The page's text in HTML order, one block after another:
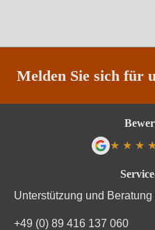
Qualität
Rebsorte
Weinart
Melden Sie sich für
Unterstützung und Beratung
+49 (0) 89 416 137 060
★ ★ ★